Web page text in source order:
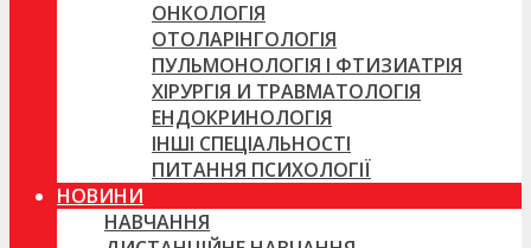
ОНКОЛОГІЯ
ОТОЛАРІНГОЛОГІЯ
ПУЛЬМОНОЛОГІЯ І ФТИЗИАТРІЯ
ХІРУРГІЯ И ТРАВМАТОЛОГІЯ
ЕНДОКРИНОЛОГІЯ
ІНШІ СПЕЦІАЛЬНОСТІ
ПИТАННЯ ПСИХОЛОГІЇ
НОВИНИ
НАВЧАННЯ